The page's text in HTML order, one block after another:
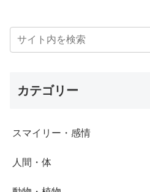
カテゴリー
スマイリー・感情
人間・体